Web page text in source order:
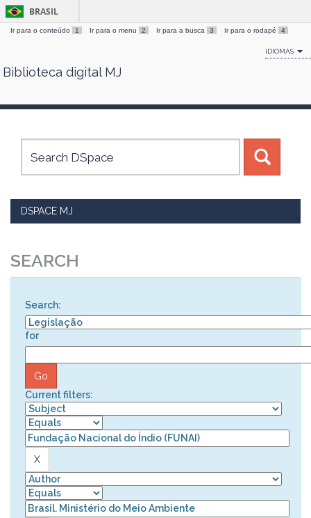
Skip
BRASIL
Ir para o conteúdo 1 Ir para o menu 2 Ir para a busca 3 Ir para o rodapé 4
IDIOMAS
Biblioteca digital MJ
DSPACE MJ
SEARCH
Search:
for
Current filters: